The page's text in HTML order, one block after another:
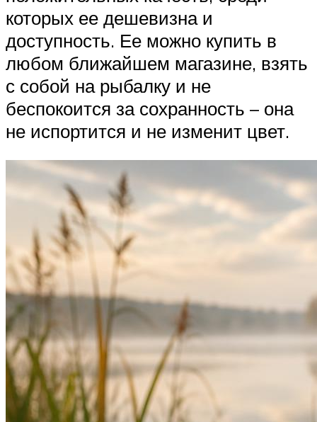
которых ее дешевизна и
доступность. Ее можно купить в
любом ближайшем магазине, взять
с собой на рыбалку и не
беспокоится за сохранность – она
не испортится и не изменит цвет.